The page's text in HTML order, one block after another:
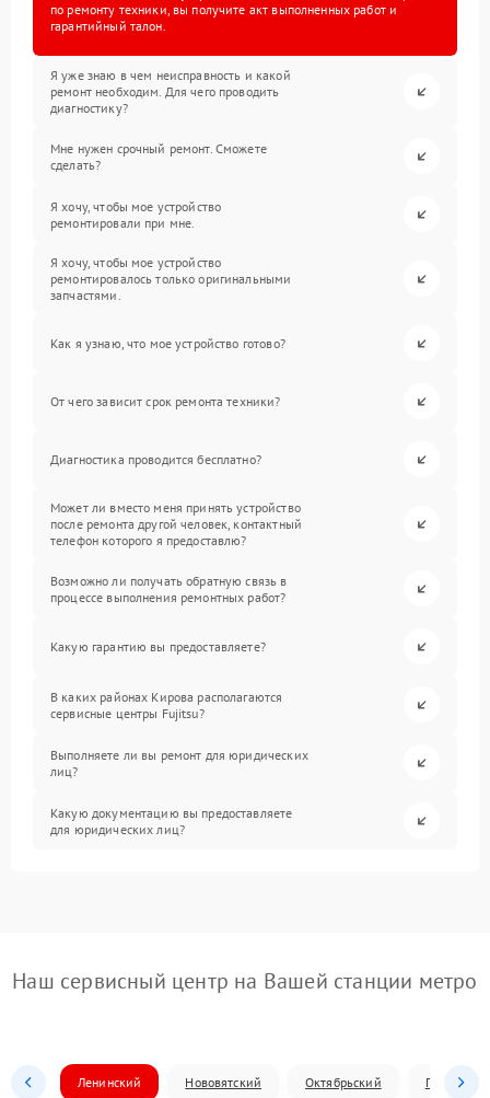
по ремонту техники, вы получите акт выполненных работ и
гарантийный талон.
Я уже знаю в чем неисправность и какой
ремонт необходим. Для чего проводить
диагностику?
Мне нужен срочный ремонт. Сможете
сделать?
Я хочу, чтобы мое устройство
ремонтировали при мне.
Я хочу, чтобы мое устройство
ремонтировалось только оригинальными
запчастями.
Как я узнаю, что мое устройство готово?
От чего зависит срок ремонта техники?
Диагностика проводится бесплатно?
Может ли вместо меня принять устройство
после ремонта другой человек, контактный
телефон которого я предоставлю?
Возможно ли получать обратную связь в
процессе выполнения ремонтных работ?
Какую гарантию вы предоставляете?
В каких районах Кирова располагаются
сервисные центры Fujitsu?
Выполняете ли вы ремонт для юридических
лиц?
Какую документацию вы предоставляете
для юридических лиц?
Наш сервисный центр на Вашей станции метро
Ленинский Нововятский Октябрьский